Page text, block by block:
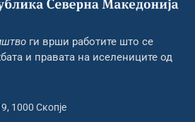
ги врши работите што се
и правата на иселениците од
1000 Скопје